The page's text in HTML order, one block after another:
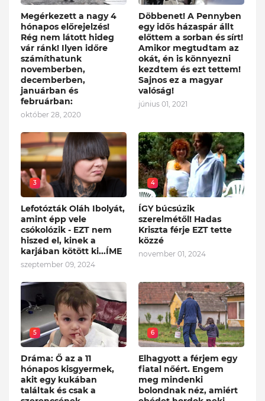
Megérkezett a nagy 4
hónapos előrejelzés!
Rég nem látott hideg
vár ránk! Ilyen időre
számíthatunk
novemberben,
decemberben,
januárban és
februárban:
október 28, 2020
Döbbenet! A Pennyben
egy idős házaspár állt
előttem a sorban és sírt!
Amikor megtudtam az
okát, én is könnyezni
kezdtem és ezt tettem!
Sajnos ez a magyar
valóság!
június 01, 2021
3
Lefotózták Oláh Ibolyát,
amint épp vele
csókolózik - EZT nem
hiszed el, kinek a
karjában kötött ki...ÍME
szeptember 09, 2024
4
ÍGY búcsúzik
szerelmétől! Hadas
Kriszta férje EZT tette
közzé
november 01, 2024
5
Dráma: Ő az a 11
hónapos kisgyermek,
akit egy kukában
találtak és csak a
6
Elhagyott a férjem egy
fiatal nőért. Engem
meg mindenki
bolondnak néz, amiért